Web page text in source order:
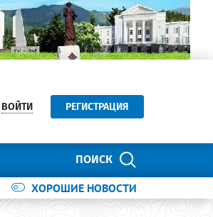
ВОЙТИ РЕГИСТРАЦИЯ
ПОИСК
ХОРОШИЕ НОВОСТИ